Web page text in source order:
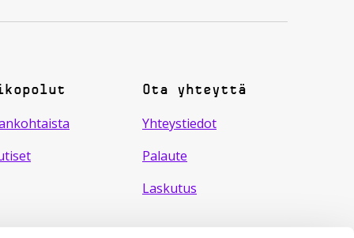
Ota yhteyttä
Yhteystiedot
Palaute
Laskutus